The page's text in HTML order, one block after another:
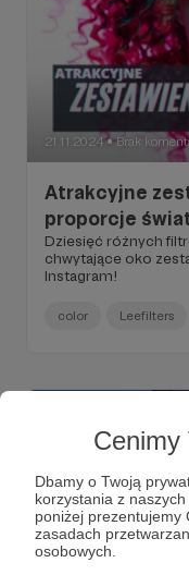
Cenimy
Dbamy o Twoją
korzystania z
poniżej prezentujemy
zasadach
osobowych.
21.11.2024 ● Brak
Atrakcyjne
proporcje
Dziesięć różnych
chwytające oko
Instagram!
color Leefilters